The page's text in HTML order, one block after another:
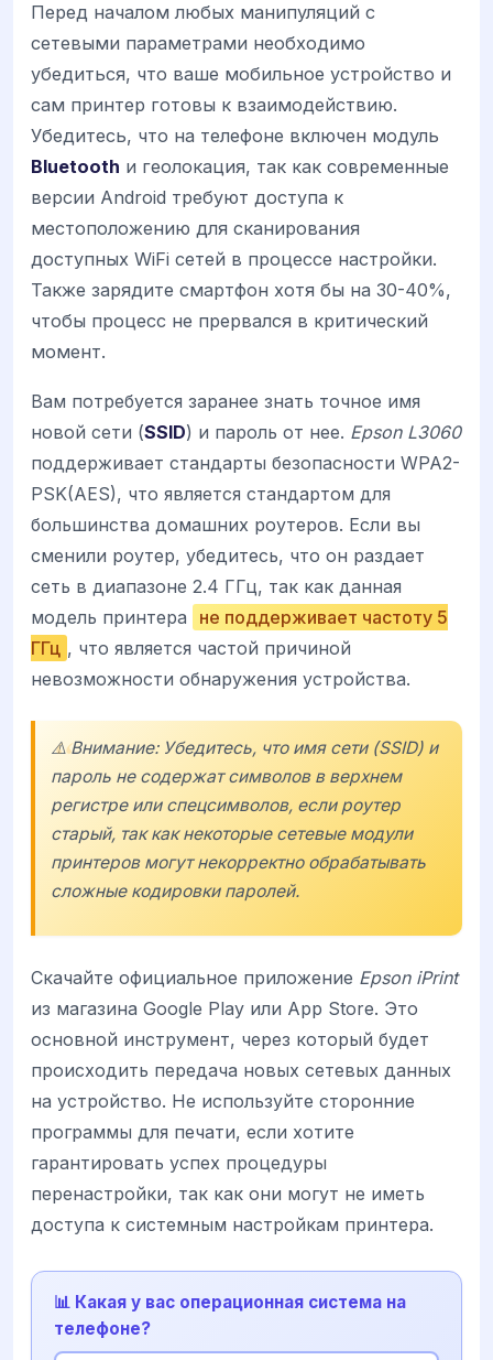
Перед началом любых манипуляций с
сетевыми параметрами необходимо
убедиться, что ваше мобильное устройство и
сам принтер готовы к взаимодействию.
Убедитесь, что на телефоне включен модуль
Bluetooth и геолокация, так как современные
версии Android требуют доступа к
местоположению для сканирования
доступных WiFi сетей в процессе настройки.
Также зарядите смартфон хотя бы на 30-40%,
чтобы процесс не прервался в критический
момент.
Вам потребуется заранее знать точное имя
новой сети (SSID) и пароль от нее. Epson L3060
поддерживает стандарты безопасности WPA2-
PSK(AES), что является стандартом для
большинства домашних роутеров. Если вы
сменили роутер, убедитесь, что он раздает
сеть в диапазоне 2.4 ГГц, так как данная
модель принтера
не поддерживает частоту 5
ГГц , что является частой причиной
невозможности обнаружения устройства.
⚠️ Внимание: Убедитесь, что имя сети (SSID) и
пароль не содержат символов в верхнем
регистре или спецсимволов, если роутер
старый, так как некоторые сетевые модули
принтеров могут некорректно обрабатывать
сложные кодировки паролей.
Скачайте официальное приложение Epson iPrint
из магазина Google Play или App Store. Это
основной инструмент, через который будет
происходить передача новых сетевых данных
на устройство. Не используйте сторонние
программы для печати, если хотите
гарантировать успех процедуры
перенастройки, так как они могут не иметь
доступа к системным настройкам принтера.
📊 Какая у вас операционная система на
телефоне?